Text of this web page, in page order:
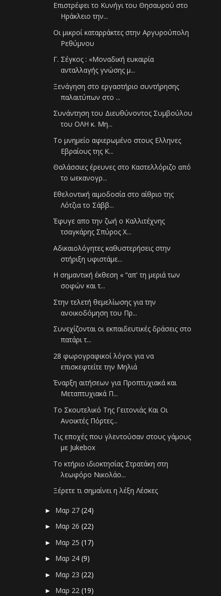
Επιστρέφει το Κυνήγι του Θησαυρού στο
Ηράκλειο την...
Οι μικροί καταρράκτες στην Αργυρούπολη
Ρεθύμνου
Γ. Σέγκος : «Μοναδική ευκαιρία
ανταλλαγής γνώσης μ...
Ξενάγηση στο εργαστήριο συντήρησης
παλαιτύπων στο ...
Συνάντηση του Διευθύνοντος Συμβούλου
του ΟΛΗ κ. Μη...
Το μνημείο αφιερωμένο στους Ελληνες
Εβραίους της Κ...
Θαλάσσιες έρευνες στο Καστελλόριζο από
το ωεκανογρ...
Εθελοντική αιμοδοσία στο αίθριο της
Λότζια το Σάββ...
Έφυγε απο την ζωή ο Καλλιτέχνης
τσαγκάρης Σπύρος Χ...
Αδικαιολόγητες καθυστερήσεις στην
στήριξη υφιστάμε...
Η σημαντική έκθεση « “απ' τη μεριά των
σοφών και τ...
Στην τελετή θεμελίωσης για την
ανοικοδόμηση του Πρ...
Συνεχίζονται οι εκπαιδευτικές δράσεις στο
πατάρι τ...
28 φωρογραφικοί λόγοι για να
επισκεφτείτε την Μηλιά
Έναρξη αιτήσεων για Προπτυχιακά και
Μεταπτυχιακά Π...
Το Σκουτελικό Της Γειτονιάς Και Οι
Ανοικτές Πόρτες...
Τις εποχές που γλεντούσαν στους γάμους
με Jukebox
Το κτήριο ιδιοκτησίας Στρατάκη στη
λεωφόρο Νικολάο...
Ξέρετε τι σημαίνει η λέξη Λέσκες
► Μαρ 27(24)
► Μαρ 26(22)
► Μαρ 25(17)
► Μαρ 24(9)
► Μαρ 23(22)
► Μαρ 22(19)